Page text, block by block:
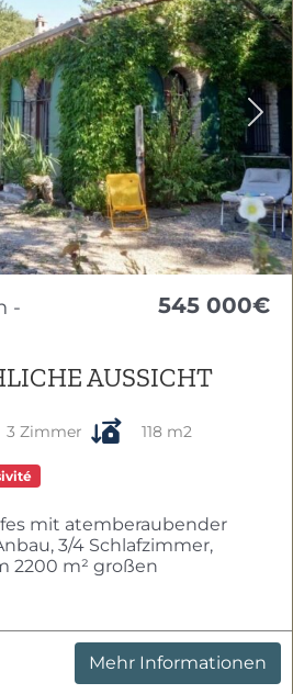
-
545 000€
AUSSICHT
3 Zimmer 118 m2
mit atemberaubender
3/4 Schlafzimmer,
2200 m² großen
Mehr Informationen